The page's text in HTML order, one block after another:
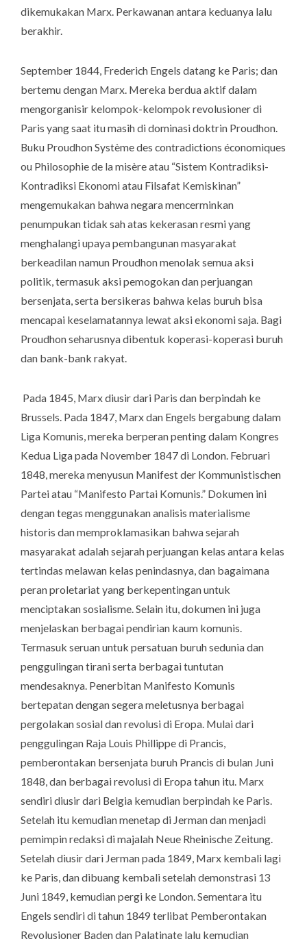
dikemukakan Marx. Perkawanan antara keduanya lalu
berakhir.
September 1844, Frederich Engels datang ke Paris; dan
bertemu dengan Marx. Mereka berdua aktif dalam
mengorganisir kelompok-kelompok revolusioner di
Paris yang saat itu masih di dominasi doktrin Proudhon.
Buku ProudhonSystème des contradictions économiques
ou Philosophie de la misèreatau “Sistem Kontradiksi-
Kontradiksi Ekonomi atau Filsafat Kemiskinan”
mengemukakan bahwa negara mencerminkan
penumpukan tidak sah atas kekerasan resmi yang
menghalangi upaya pembangunan masyarakat
berkeadilan namun Proudhon menolak semua aksi
politik, termasuk aksi pemogokan dan perjuangan
bersenjata, serta bersikeras bahwa kelas buruh bisa
mencapai keselamatannya lewat aksi ekonomi saja. Bagi
Proudhon seharusnya dibentuk koperasi-koperasi buruh
dan bank-bank rakyat.
Pada 1845, Marx diusir dari Paris dan berpindah ke
Brussels. Pada 1847, Marx dan Engels bergabung dalam
Liga Komunis, mereka berperan penting dalam Kongres
Kedua Liga pada November 1847 di London. Februari
1848, mereka menyusun Manifest der Kommunistischen
Parteiatau “Manifesto Partai Komunis.” Dokumen ini
dengan tegas menggunakan analisis materialisme
historis dan memproklamasikan bahwa sejarah
masyarakat adalah sejarah perjuangan kelas antara kelas
tertindas melawan kelas penindasnya, dan bagaimana
peran proletariat yang berkepentingan untuk
menciptakan sosialisme. Selain itu, dokumen ini juga
menjelaskan berbagai pendirian kaum komunis.
Termasuk seruan untuk persatuan buruh sedunia dan
penggulingan tirani serta berbagai tuntutan
mendesaknya. Penerbitan Manifesto Komunis
bertepatan dengan segera meletusnya berbagai
pergolakan sosial dan revolusi di Eropa. Mulai dari
penggulingan Raja Louis Phillippe di Prancis,
pemberontakan bersenjata buruh Prancis di bulan Juni
1848, dan berbagai revolusi di Eropa tahun itu. Marx
sendiri diusir dari Belgia kemudian berpindah ke Paris.
Setelah itu kemudian menetap di Jerman dan menjadi
pemimpin redaksi di majalah Neue Rheinische Zeitung.
Setelah diusir dari Jerman pada 1849, Marx kembali lagi
ke Paris, dan dibuang kembali setelah demonstrasi 13
Juni 1849, kemudian pergi ke London. Sementara itu
Engels sendiri di tahun 1849 terlibat Pemberontakan
Revolusioner Baden dan Palatinate lalu kemudian